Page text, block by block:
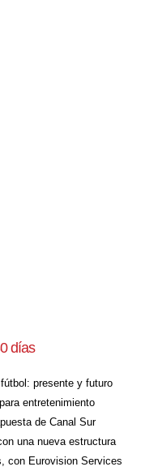
días
presente y futuro
entretenimiento
de Canal Sur
una nueva estructura
con Eurovision Services